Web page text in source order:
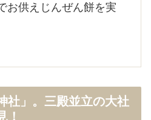
お供えじんぜん餅を実
社」。三殿並立の大社
！